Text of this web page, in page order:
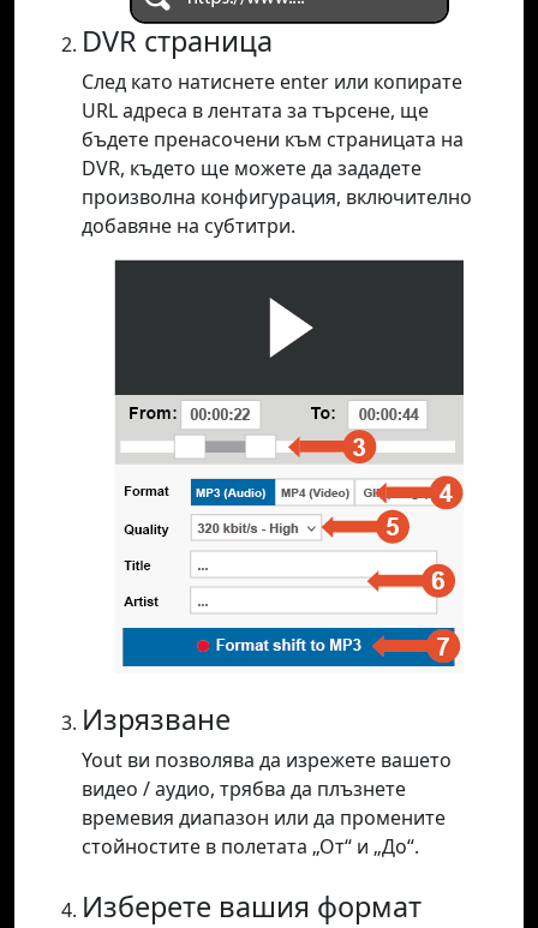
DVR страница
След като натиснете enter или копирате
URL адреса в лентата за търсене, ще
бъдете пренасочени към страницата на
DVR, където ще можете да зададете
произволна конфигурация, включително
добавяне на субтитри.
Изрязване
Yout ви позволява да изрежете вашето
видео / аудио, трябва да плъзнете
времевия диапазон или да промените
стойностите в полетата „От“ и „До“.
Изберете вашия формат